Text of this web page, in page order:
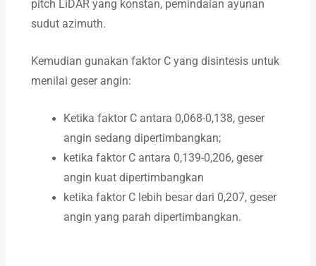
pitch LiDAR yang konstan, pemindaian ayunan
sudut azimuth.
Kemudian gunakan faktor C yang disintesis untuk
menilai geser angin:
Ketika faktor C antara 0,068-0,138, geser
angin sedang dipertimbangkan;
ketika faktor C antara 0,139-0,206, geser
angin kuat dipertimbangkan
ketika faktor C lebih besar dari 0,207, geser
angin yang parah dipertimbangkan.